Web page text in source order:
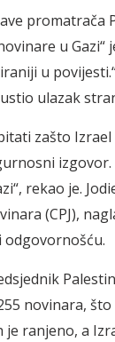
promatrača
u Gazi“
u
ulazak
zašto Izrael
rekao je.
(CPJ),
odgovornošću.
novinara,
je ranjeno, a